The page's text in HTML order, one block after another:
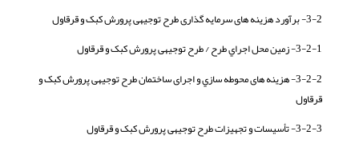
3-2- برآورد هزینه های سرمایه گذاری طرح توجیهی پرورش کبک و قرقاول
3-2-1- زمين محل اجراي طرح / طرح توجیهی پرورش کبک و قرقاول
3-2-2- هزینه های محوطه سازي و اجرای ساختمان طرح توجیهی پرورش کبک و
قرقاول
3-2-3- تأسيسات و تجهيزات طرح توجیهی پرورش کبک و قرقاول